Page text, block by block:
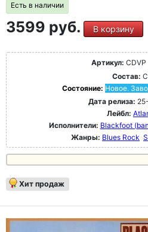
Есть в наличии
3599 руб. В корзину
Артикул:
Состав:
Состояние: Новое.
Дата релиза:
Лейбл:
Исполнители: Blackfoot
Жанры: Blues Rock
Хит продаж